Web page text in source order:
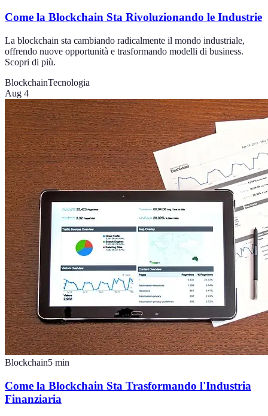
Come la Blockchain Sta Rivoluzionando le Industrie
La blockchain sta cambiando radicalmente il mondo industriale,
offrendo nuove opportunità e trasformando modelli di business.
Scopri di più.
BlockchainTecnologia
Aug 4
Blockchain5 min
Come la Blockchain Sta Trasformando l'Industria
Finanziaria